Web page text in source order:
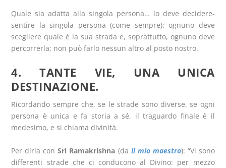
Quale sia adatta alla singola persona… lo deve decidere-
sentire la singola persona (come sempre): ognuno deve
scegliere quale è la sua strada e, soprattutto, ognuno deve
percorrerla; non può farlo nessun altro al posto nostro.
4. TANTE VIE, UNA UNICA
DESTINAZIONE.
Ricordando sempre che, se le strade sono diverse, se ogni
persona è unica e fa storia a sé, il traguardo finale è il
medesimo, e si chiama divinità.
Per dirla con Sri Ramakrishna (da Il mio maestro): “Vi sono
differenti strade che ci conducono al Divino: per mezzo